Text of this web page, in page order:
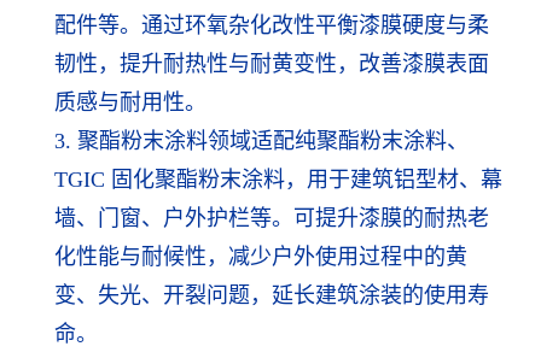
配件等。通过环氧杂化改性平衡漆膜硬度与柔
韧性，提升耐热性与耐黄变性，改善漆膜表面
质感与耐用性。
3. 聚酯粉末涂料领域适配纯聚酯粉末涂料、
TGIC 固化聚酯粉末涂料，用于建筑铝型材、幕
墙、门窗、户外护栏等。可提升漆膜的耐热老
化性能与耐候性，减少户外使用过程中的黄
变、失光、开裂问题，延长建筑涂装的使用寿
命。